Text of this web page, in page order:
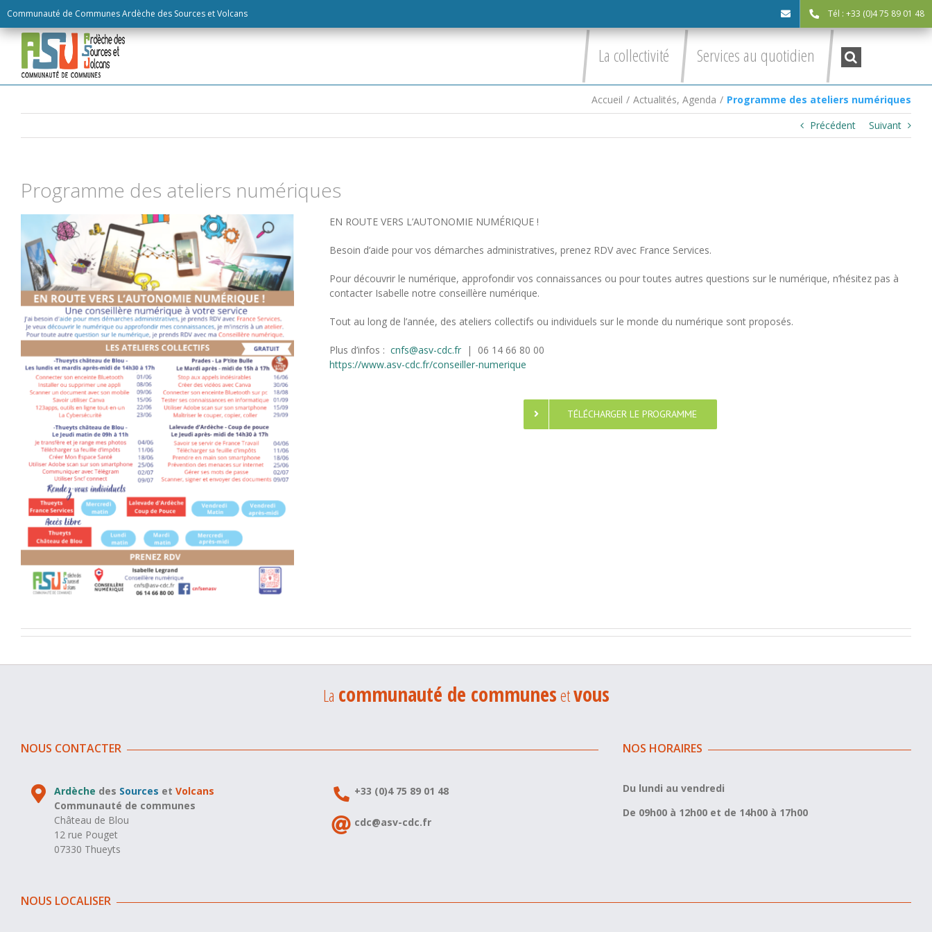
Communauté de Communes Ardèche des Sources et Volcans Tél : +33 (0)4 75 89 01 48
to
content
La collectivité Services au quotidien Recherche
:
Accueil / Actualités, Agenda / Programme des ateliers numériques
Précédent
Suivant
Programme des ateliers numériques
EN ROUTE VERS L’AUTONOMIE NUMÉRIQUE !
Besoin d’aide pour vos démarches administratives, prenez RDV avec France Services.
Pour découvrir le numérique, approfondir vos connaissances ou pour toutes autres questions sur le numérique, n’hésitez pas à
contacter Isabelle notre conseillère numérique.
Tout au long de l’année, des ateliers collectifs ou individuels sur le monde du numérique sont proposés.
Plus d’infos :cnfs@asv-cdc.fr | 06 14 66 80 00
https://www.asv-cdc.fr/conseiller-numerique
TÉLÉCHARGER LE PROGRAMME
La communauté de communesetvous
NOUS CONTACTER
Ardèche des Sources etVolcans
Communauté de communes
Château de Blou
12 rue Pouget
07330 Thueyts
+33 (0)4 75 89 01 48
cdc@asv-cdc.fr
NOS HORAIRES
Du lundi au vendredi
De 09h00 à 12h00 et de 14h00 à 17h00
NOUS LOCALISER